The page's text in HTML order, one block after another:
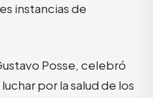
instancias de
Posse, celebró
por la salud de los